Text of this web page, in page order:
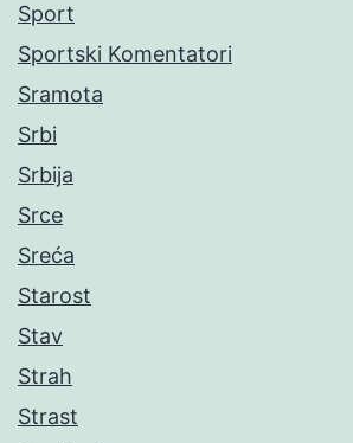
Sport
Sportski Komentatori
Sramota
Srbi
Srbija
Srce
Sreća
Starost
Stav
Strah
Strast